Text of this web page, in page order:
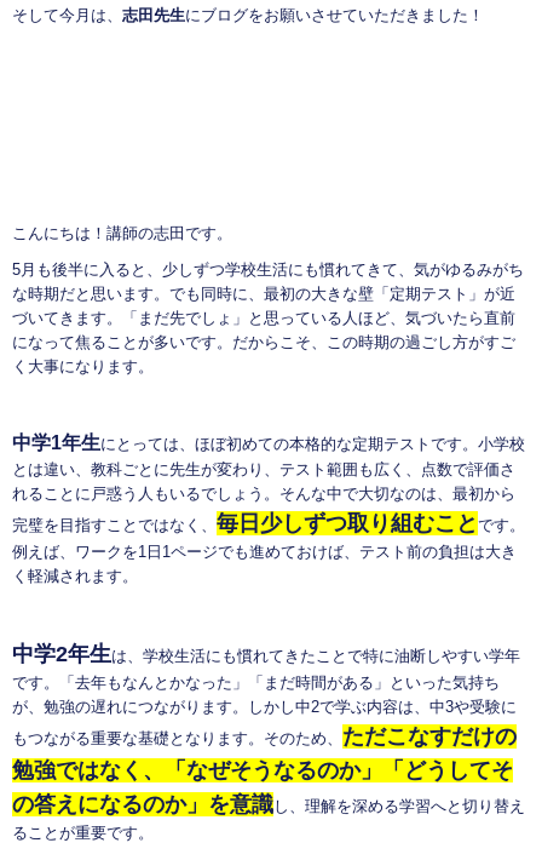
そして今月は、 志田先生にブログをお願いさせていただきました！
こんにちは！講師の志田です。
5月も後半に入ると、少しずつ学校生活にも慣れてきて、気がゆるみがち
な時期だと思います。でも同時に、最初の大きな壁「定期テスト」が近
づいてきます。「まだ先でしょ」と思っている人ほど、気づいたら直前
になって焦ることが多いです。だからこそ、この時期の過ごし方がすご
く大事になります。
中学1年生にとっては、ほぼ初めての本格的な定期テストです。小学校
とは違い、教科ごとに先生が変わり、テスト範囲も広く、点数で評価さ
れることに戸惑う人もいるでしょう。そんな中で大切なのは、最初から
完璧を目指すことではなく、 毎日少しずつ取り組むこと です。
例えば、ワークを1日1ページでも進めておけば、テスト前の負担は大き
く軽減されます。
中学2年生は、学校生活にも慣れてきたことで特に油断しやすい学年
です。「去年もなんとかなった」「まだ時間がある」といった気持ち
が、勉強の遅れにつながります。しかし中2で学ぶ内容は、中3や受験に
もつながる重要な基礎となります。そのため、 ただこなすだけの
勉強ではなく、「なぜそうなるのか」「どうしてそ
の答えになるのか」を意識し、理解を深める学習へと切り替え
ることが重要です。